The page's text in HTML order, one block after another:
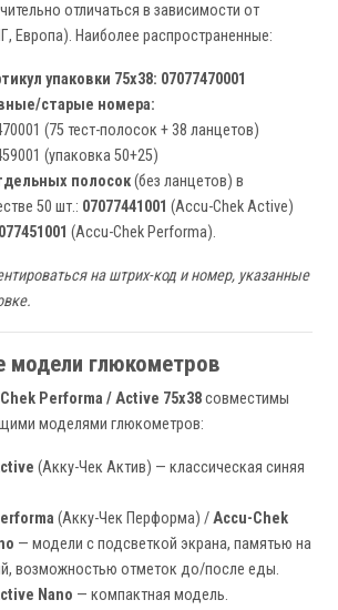
отличаться в зависимости от
Европа). Наиболее распространенные:
упаковки 75x38: 07077470001
старые номера:
(75 тест-полосок + 38 ланцетов)
(упаковка 50+25)
полосок(без ланцетов) в
50 шт.: 07077441001 (Accu-Chek Active)
(Accu-Chek Performa).
на штрих-код и номер, указанные
глюкометров
Performa / Active 75x38совместимы
моделями глюкометров:
(Акку-Чек Актив) — классическая синяя
(Акку-Чек Перформа) /Accu-Chek
— модели с подсветкой экрана, памятью на
возможностью отметок до/после еды.
Nano — компактная модель.